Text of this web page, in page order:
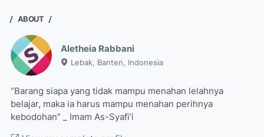
ABOUT
Aletheia Rabbani
Lebak, Banten, Indonesia
“Barang siapa yang tidak mampu menahan lelahnya
belajar, maka ia harus mampu menahan perihnya
kebodohan” _ Imam As-Syafi’i